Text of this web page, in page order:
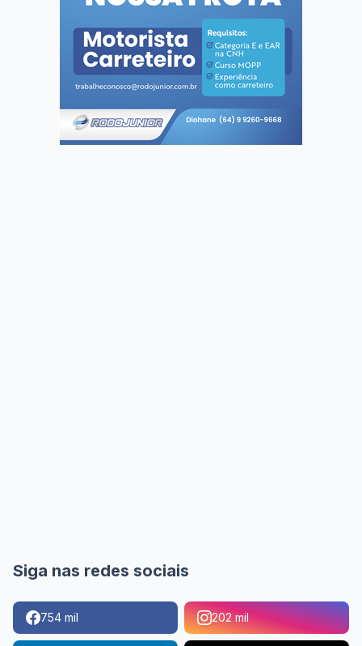
Siga nas redes sociais
754 mil 202 mil